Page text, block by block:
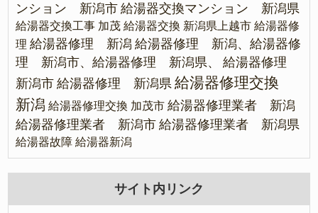
ンション 新潟市 給湯器交換マンション 新潟県
給湯器交換工事 加茂 給湯器交換 新潟県上越市 給湯器修
理 給湯器修理 新潟 給湯器修理 新潟、給湯器修
理 新潟市、給湯器修理 新潟県、
給湯器修理
新潟市 給湯器修理 新潟県 給湯器修理交換
新潟 給湯器修理交換 加茂市 給湯器修理業者 新潟
給湯器修理業者 新潟市 給湯器修理業者 新潟県
給湯器故障 給湯器新潟
サイト内リンク